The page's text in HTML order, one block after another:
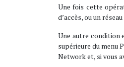
Une fois cette
d’accès, ou un
Une autre condition
supérieure du menu
Network et, si vous